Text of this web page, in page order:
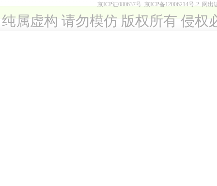
京ICP证080637号 京ICP备12006214号-2 网出
纯属虚构 请勿模仿 版权所有 侵权